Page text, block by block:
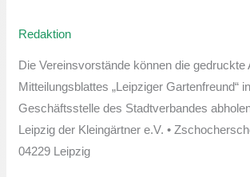
Redaktion
Die Vereinsvorstände können die gedruckte
Mitteilungsblattes „Leipziger Gartenfreund“
Geschäftsstelle des Stadtverbandes
Leipzig der Kleingärtner e.V. •
04229 Leipzig
Juli-
Ausgabe